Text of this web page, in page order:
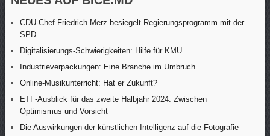
CDU-Chef Friedrich Merz besiegelt Regierungsprogramm mit der
SPD
Digitalisierungs-Schwierigkeiten: Hilfe für KMU
Industrieverpackungen: Eine Branche im Umbruch
Online-Musikunterricht: Hat er Zukunft?
ETF-Ausblick für das zweite Halbjahr 2024: Zwischen
Optimismus und Vorsicht
Die Auswirkungen der künstlichen Intelligenz auf die Fotografie